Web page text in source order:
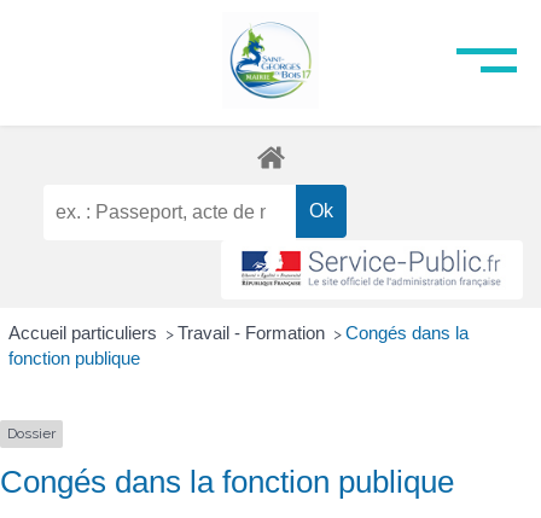
Accueil particuliers > Travail - Formation > Congés dans la
fonction publique
Dossier
Congés dans la fonction publique